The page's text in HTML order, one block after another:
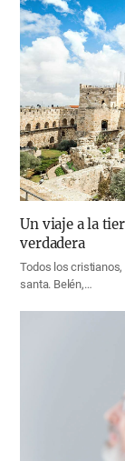
Un viaje a la
verdadera
Todos los cristianos,
santa. Belén,…